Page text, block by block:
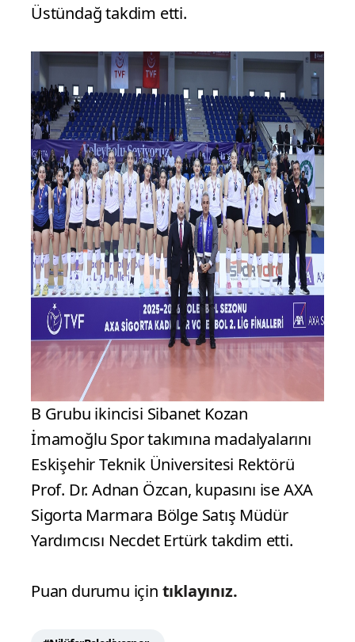
Üstündağ takdim etti.
B Grubu ikincisi Sibanet Kozan
İmamoğlu Spor takımına madalyalarını
Eskişehir Teknik Üniversitesi Rektörü
Prof. Dr. Adnan Özcan, kupasını ise AXA
Sigorta Marmara Bölge Satış Müdür
Yardımcısı Necdet Ertürk takdim etti.
Puan durumu için tıklayınız.